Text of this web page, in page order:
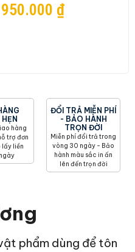
950.000 ₫
hàng
trợ đơn
lấy liền
ĐỔI TRẢ MIỄN PHÍ
- BẢO HÀNH
TRỌN ĐỜI
Miễn phí đổi trả trong
vòng 30 ngày - Bảo
hành màu sắc in ấn
lên đến trọn đời
phẩm dùng để tôn